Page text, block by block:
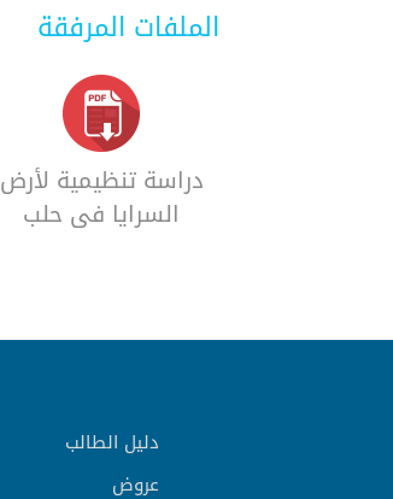
الملفات المرفقة
دراسة تنظيمية لأرض
السرايا في حلب
دليل الطالب
عروض